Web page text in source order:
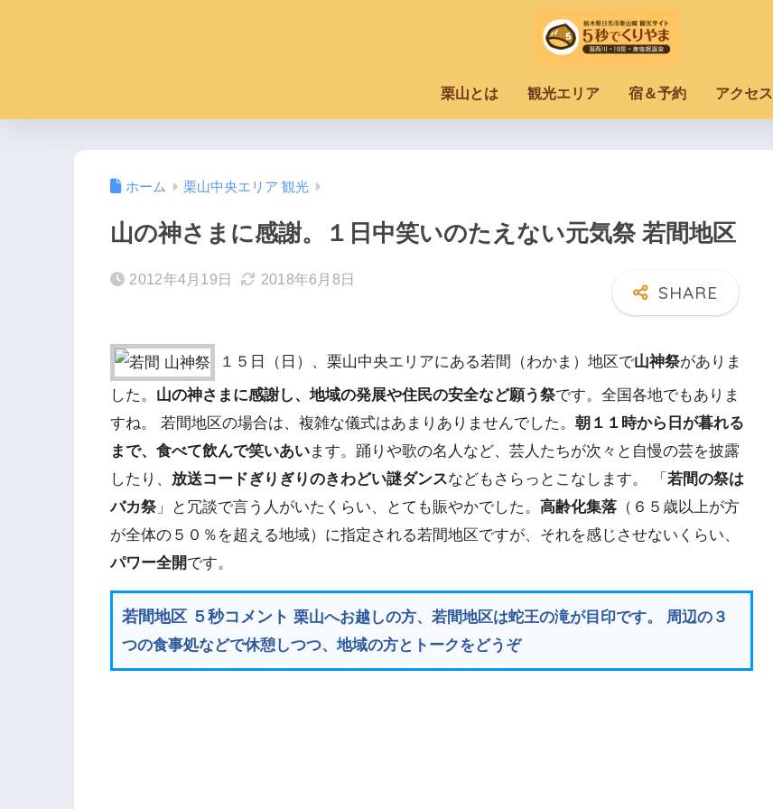
栗山とは 観光エリア 宿＆予約 アクセス
ホーム 栗山中央エリア 観光
山の神さまに感謝。１日中笑いのたえない元気祭 若間地区
2012年4月19日 2018年6月8日
１５日（日）、栗山中央エリアにある若間（わかま）地区で山神祭がありま
した。 山の神さまに感謝し、地域の発展や住民の安全など願う祭です。全国各地でもありま
すね。 若間地区の場合は、複雑な儀式はあまりありませんでした。 朝１１時から日が暮れる
まで、食べて飲んで笑いあいます。踊りや歌の名人など、芸人たちが次々と自慢の芸を披露
したり、 放送コードぎりぎりのきわどい謎ダンスなどもさらっとこなします。 「 若間の祭は
バカ祭 」と冗談で言う人がいたくらい、とても賑やかでした。 高齢化集落 （６５歳以上が方
が全体の５０％を超える地域）に指定される若間地区ですが、それを感じさせないくらい、
パワー全開です。
若間地区 ５秒コメント 栗山へお越しの方、若間地区は蛇王の滝が目印です。 周辺の３
つの食事処などで休憩しつつ、地域の方とトークをどうぞ